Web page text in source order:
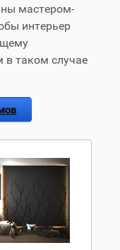
мастером-
интерьер
таком случае